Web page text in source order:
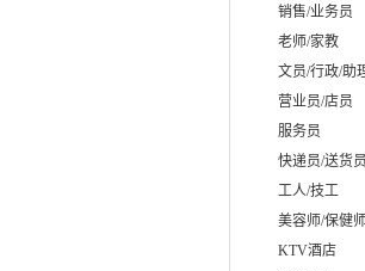
销售/业务员
老师/家教
文员/行政/助
营业员/店员
服务员
快递员/送货员
工人/技工
美容师/保健师
KTV酒店